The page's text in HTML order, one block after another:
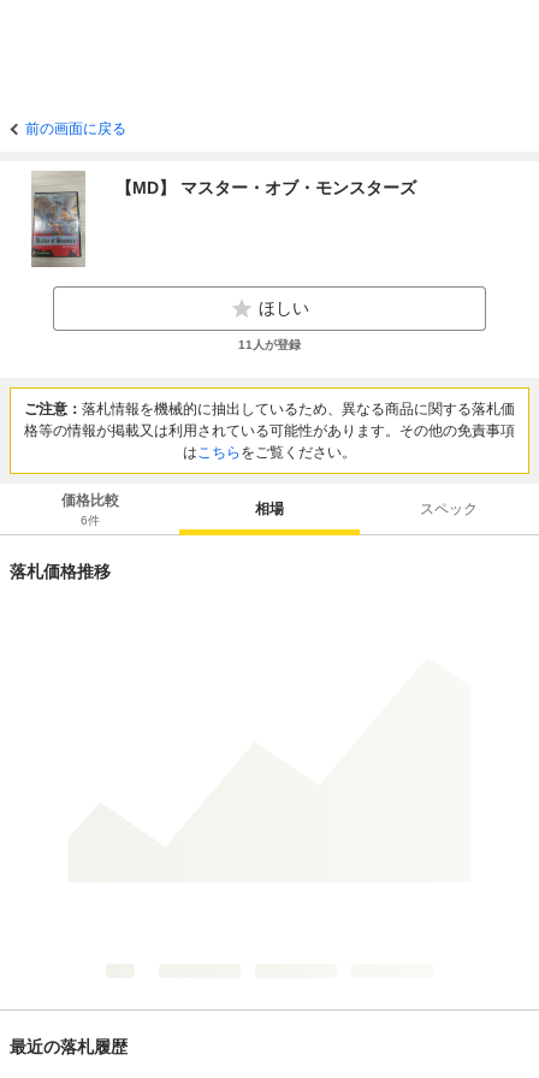
前の画面に戻る
【MD】 マスター・オブ・モンスターズ
ほしい
11 人が登録
ご注意： 落札情報を機械的に抽出しているため、異なる商品に関する落札価
格等の情報が掲載又は利用されている可能性があります。その他の免責事項
はこちら をご覧ください。
価格比較
6件
相場 スペック
落札価格推移
最近の落札履歴